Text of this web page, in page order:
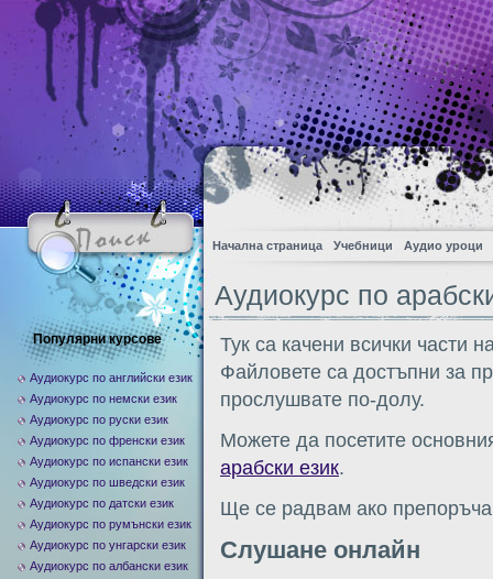
Начална страница Учебници Аудио уроци
Аудиокурс по
Тук са качени всички части
Файловете са достъпни за
прослушвате по-долу.
Можете да посетите
арабски език.
Ще се радвам ако
Слушане онлайн
Популярни курсове
Аудиокурс по английски език
Аудиокурс по немски език
Аудиокурс по руски език
Аудиокурс по френски език
Аудиокурс по испански език
Аудиокурс по шведски език
Аудиокурс по датски език
Аудиокурс по румънски език
Аудиокурс по унгарски език
Аудиокурс по албански език